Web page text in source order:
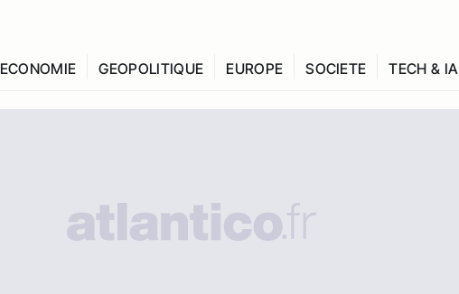
ECONOMIE GEOPOLITIQUE EUROPE SOCIETE TECH & IA